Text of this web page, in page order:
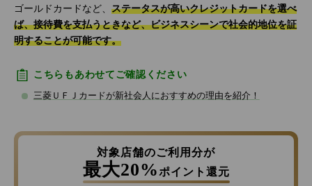
ゴールドカードなど、 ステータスが高いクレジットカードを選べ
ば、接待費を支払うときなど、ビジネスシーンで社会的地位を証
明することが可能です。
こちらもあわせてご確認ください
三菱ＵＦＪカードが新社会人におすすめの理由を紹介！
対象店舗のご利用分が
最大20% ポイント還元